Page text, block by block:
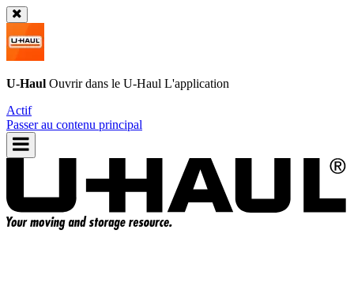
U-Haul Ouvrir dans le U-Haul L'application
Actif
Passer au contenu principal